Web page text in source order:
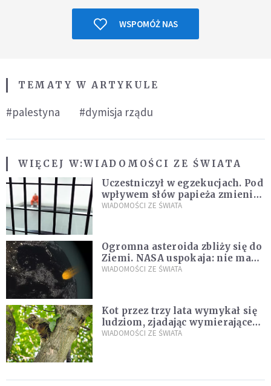
WSPOMÓŻ NAS
TEMATY W ARTYKULE
#palestyna #dymisja rządu
WIĘCEJ W:WIADOMOŚCI ZE ŚWIATA
Uczestniczył w egzekucjach. Pod
wpływem słów papieża zmienił
zdanie
WIADOMOŚCI ZE ŚWIATA
Ogromna asteroida zbliży się do
Ziemi. NASA uspokaja: nie ma
zagrożenia
WIADOMOŚCI ZE ŚWIATA
Kot przez trzy lata wymykał się
ludziom, zjadając wymierające
kaczki. W końcu popełnił
WIADOMOŚCI ZE ŚWIATA